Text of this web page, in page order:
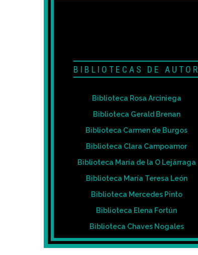
BIBLIOTECAS DE AUTOR
Biblioteca Rosa Arciniega
Biblioteca Gerald Brenan
Biblioteca Carmen de Burgos
Biblioteca Clara Campoamor
Biblioteca María de la O Lejárraga
Biblioteca María Teresa León
Biblioteca Mercedes Pinto
Biblioteca Elena Fortún
Biblioteca Chaves Nogales